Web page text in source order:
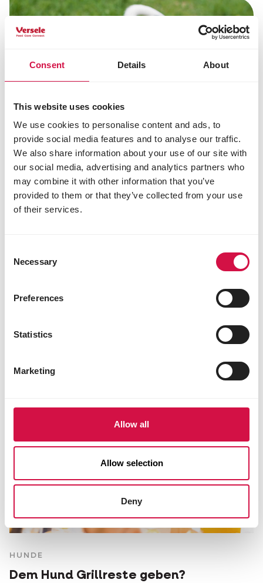
Consent Details About
This website uses cookies
We use cookies to personalise content and ads, to
provide social media features and to analyse our traffic.
We also share information about your use of our site with
our social media, advertising and analytics partners who
may combine it with other information that you’ve
provided to them or that they’ve collected from your use
of their services.
Selection
Necessary
Preferences
Statistics
Marketing
Allow all
Allow selection
Deny
Diese Seite Teilen
Auf Facebook
Auf Per
HUNDE
Dem Hund Grillreste geben?